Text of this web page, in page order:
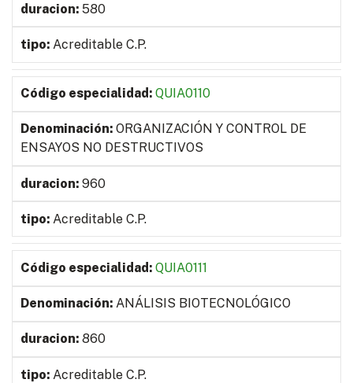
580
Acreditable C.P.
QUIA0110
ORGANIZACIÓN Y CONTROL DE
ENSAYOS NO DESTRUCTIVOS
960
Acreditable C.P.
QUIA0111
ANÁLISIS BIOTECNOLÓGICO
860
Acreditable C.P.